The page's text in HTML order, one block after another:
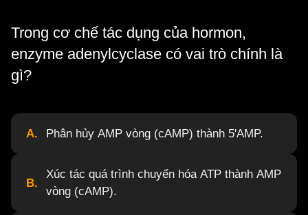
Trong cơ chế tác dụng của hormon,
enzyme adenylcyclase có vai trò chính là
gì?
A. Phân hủy AMP vòng (cAMP) thành 5'AMP.
B.
Xúc tác quá trình chuyển hóa ATP thành AMP
vòng (cAMP).